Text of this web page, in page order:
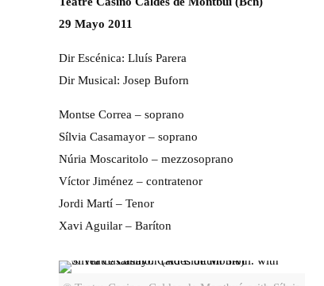
29 Mayo 2011
Dir Escénica: Lluís Parera
Dir Musical: Josep Buforn
Montse Correa – soprano
Sílvia Casamayor – soprano
Núria Moscaritolo – mezzosoprano
Víctor Jiménez – contratenor
Jordi Martí – Tenor
Xavi Aguilar – Baríton